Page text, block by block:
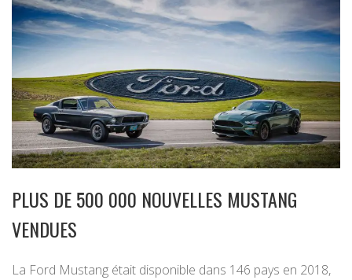
PLUS DE 500 000 NOUVELLES MUSTANG
VENDUES
La Ford Mustang était disponible dans 146 pays en 2018,